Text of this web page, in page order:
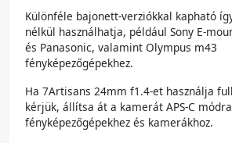
Különféle bajonett-verziókkal kapható
nélkül használhatja, például Sony E-
és Panasonic, valamint Olympus m43
fényképezőgépekhez.
Ha 7Artisans 24mm f1.4-et használja
kérjük, állítsa át a kamerát APS-C
fényképezőgépekhez és kamerákhoz.